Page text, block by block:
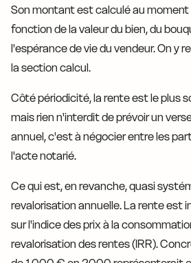
Son montant est calculé au moment
fonction de la valeur du bien, du
l'espérance de vie du vendeur. On y
la section calcul.
Côté périodicité, la rente est le plus
mais rien n'interdit de prévoir un
annuel, c'est à négocier entre les
l'acte notarié.
Ce qui est, en revanche, quasi
revalorisation annuelle. La rente est
sur l'indice des prix à la
revalorisation des rentes (IRR).